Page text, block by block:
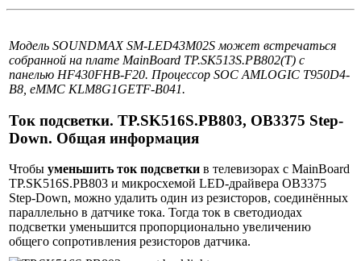
Модель SOUNDMAX SM-LED43M02S может встречаться
собранной на плате MainBoard TP.SK513S.PB802(T) с
панелью HF430FHB-F20. Процессор SOC AMLOGIC T950D4-
B8, eMMC KLM8G1GETF-B041.
Ток подсветки. TP.SK516S.PB803, OB3375 Step-
Down. Общая информация
Чтобы уменьшить ток подсветки в телевизорах с MainBoard
TP.SK516S.PB803 и микросхемой LED-драйвера OB3375
Step-Down, можно удалить один из резисторов, соединённых
параллельно в датчике тока. Тогда ток в светодиодах
подсветки уменьшится пропорционально увеличению
общего сопротивления резисторов датчика.